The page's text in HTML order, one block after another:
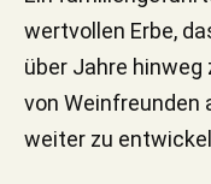
wertvollen Erbe,
über Jahre hinweg
von Weinfreunden
weiter zu